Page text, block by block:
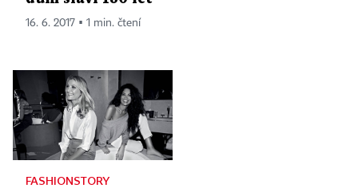
16. 6. 2017 ▪ 1 min. čtení
FASHIONSTORY